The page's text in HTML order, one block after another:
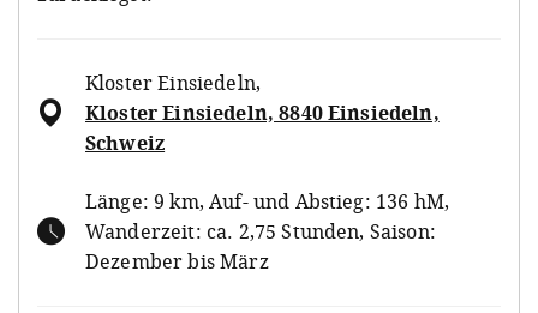
Kloster Einsiedeln,
Kloster Einsiedeln, 8840 Einsiedeln,
Schweiz
Länge: 9 km, Auf- und Abstieg: 136 hM,
Wanderzeit: ca. 2,75 Stunden, Saison:
Dezember bis März